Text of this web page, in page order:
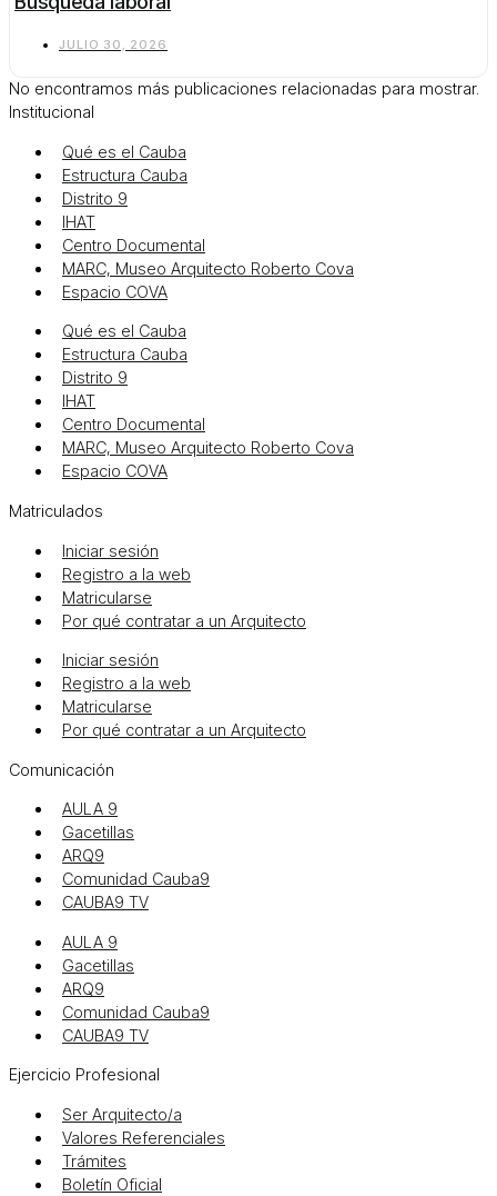
JULIO 30, 2026
No encontramos más publicaciones relacionadas para mostrar.
Institucional
Qué es el Cauba
Estructura Cauba
Distrito 9
IHAT
Centro Documental
MARC, Museo Arquitecto Roberto Cova
Espacio COVA
Qué es el Cauba
Estructura Cauba
Distrito 9
IHAT
Centro Documental
MARC, Museo Arquitecto Roberto Cova
Espacio COVA
Matriculados
Iniciar sesión
Registro a la web
Matricularse
Por qué contratar a un Arquitecto
Iniciar sesión
Registro a la web
Matricularse
Por qué contratar a un Arquitecto
Comunicación
AULA 9
Gacetillas
ARQ9
Comunidad Cauba9
CAUBA9 TV
AULA 9
Gacetillas
ARQ9
Comunidad Cauba9
CAUBA9 TV
Ejercicio Profesional
Ser Arquitecto/a
Valores Referenciales
Trámites
Boletín Oficial